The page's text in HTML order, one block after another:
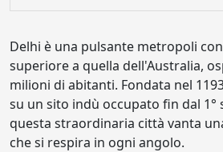
Delhi è una pulsante metropoli
superiore a quella dell'Australia,
milioni di abitanti. Fondata nel
su un sito indù occupato fin dal 1°
questa straordinaria città vanta
che si respira in ogni angolo.